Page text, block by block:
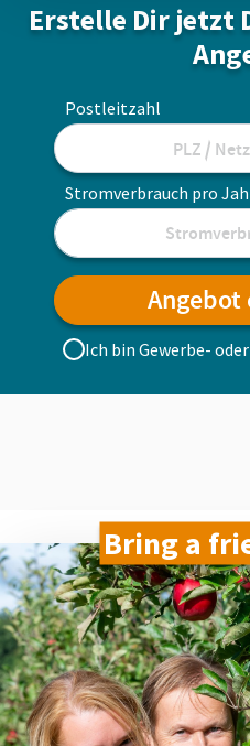
Erstelle Dir jetzt
Postleitzahl
PLZ /
Stromverbrauch pro
Ich bin Gewerbe-
Bring a